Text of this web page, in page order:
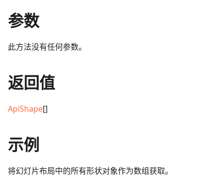
参数
此方法没有任何参数。
返回值
ApiShape[]
示例
将幻灯片布局中的所有形状对象作为数组获取。